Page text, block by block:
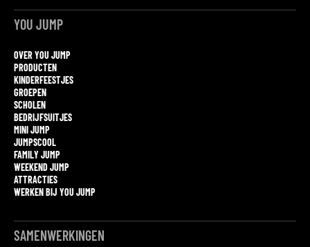
YOU JUMP
OVER YOU JUMP
PRODUCTEN
KINDERFEESTJES
GROEPEN
SCHOLEN
BEDRIJFSUITJES
MINI JUMP
JUMPSCOOL
FAMILY JUMP
WEEKEND JUMP
ATTRACTIES
WERKEN BIJ YOU JUMP
SAMENWERKINGEN